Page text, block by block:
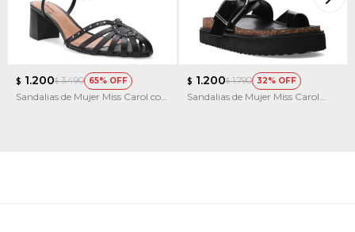
$ 1.200$ 3.490 65
Sandalias de Mujer Miss Carol con
$ 1.200$ 1.790 32
Sandalias de Mujer Miss Carol